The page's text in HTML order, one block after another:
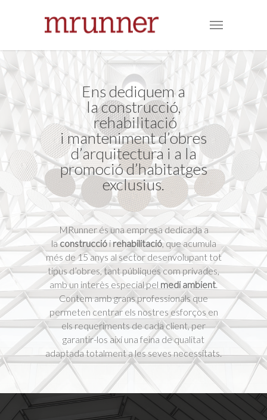
Ens dediquem a
la construcció,
rehabilitació
i manteniment d’obres
d’arquitectura i a la
promoció d’habitatges
exclusius.
MRunner és una empresa dedicada a
laconstrucciói rehabilitació, que acumula
més de 15 anys al sector desenvolupant tot
tipus d’obres, tant públiques com privades,
amb un interès especial pel medi ambient.
Contem amb grans professionals que
permeten centrar els nostres esforços en
els requeriments de cada client, per
garantir-los així una feina de qualitat
adaptada totalment a les seves necessitats.